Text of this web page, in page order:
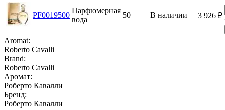
PF0019500
Парфюмерная
вода
50 В наличии 3 926 ₽
Aromat:
Roberto Cavalli
Brand:
Roberto Cavalli
Аромат:
Роберто Кавалли
Бренд:
Роберто Кавалли